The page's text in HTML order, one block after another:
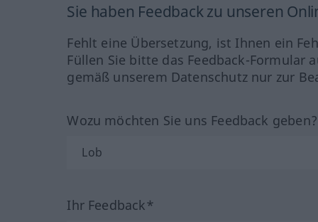
Sie haben Feedback zu unseren
Fehlt eine Übersetzung, ist Ihnen ein
Füllen Sie bitte das Feedback-Formular
gemäß unserem Datenschutz nur zur
Wozu möchten Sie uns Feedback
Ihr Feedback*